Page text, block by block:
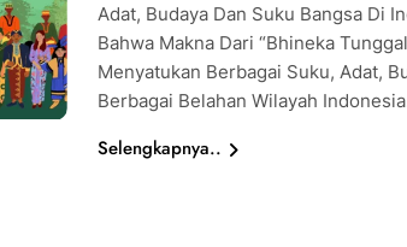
Adat, Budaya Dan Suku Bangsa Di
Bahwa Makna Dari “Bhineka
Menyatukan Berbagai Suku, Adat,
Berbagai Belahan Wilayah
Selengkapnya..